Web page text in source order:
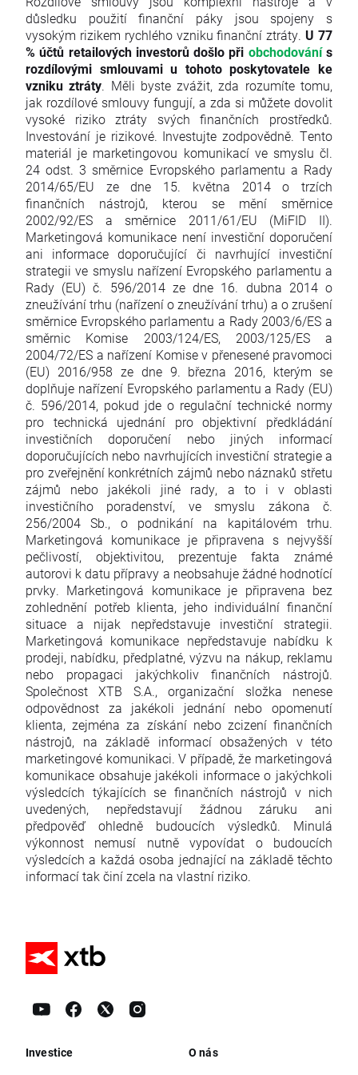
důsledku použití finanční páky jsou spojeny s
vysokým rizikem rychlého vzniku finanční ztráty. U 77
% účtů retailových investorů došlo při obchodovánís
rozdílovými smlouvami u tohoto poskytovatele ke
vzniku ztráty. Měli byste zvážit, zda rozumíte tomu,
jak rozdílové smlouvy fungují, a zda si můžete dovolit
vysoké riziko ztráty svých finančních prostředků.
Investování je rizikové. Investujte zodpovědně. Tento
materiál je marketingovou komunikací ve smyslu čl.
24 odst. 3 směrnice Evropského parlamentu a Rady
2014/65/EU ze dne 15. května 2014 o trzích
finančních nástrojů, kterou se mění směrnice
2002/92/ES a směrnice 2011/61/EU (MiFID II).
Marketingová komunikace není investiční doporučení
ani informace doporučující či navrhující investiční
strategii ve smyslu nařízení Evropského parlamentu a
Rady (EU) č. 596/2014 ze dne 16. dubna 2014 o
zneužívání trhu (nařízení o zneužívání trhu) a o zrušení
směrnice Evropského parlamentu a Rady 2003/6/ES a
směrnic Komise 2003/124/ES, 2003/125/ES a
2004/72/ES a nařízení Komise v přenesené pravomoci
(EU) 2016/958 ze dne 9. března 2016, kterým se
doplňuje nařízení Evropského parlamentu a Rady (EU)
č. 596/2014, pokud jde o regulační technické normy
pro technická ujednání pro objektivní předkládání
investičních doporučení nebo jiných informací
doporučujících nebo navrhujících investiční strategie a
pro zveřejnění konkrétních zájmů nebo náznaků střetu
zájmů nebo jakékoli jiné rady, a to i v oblasti
investičního poradenství, ve smyslu zákona č.
256/2004 Sb., o podnikání na kapitálovém trhu.
Marketingová komunikace je připravena s nejvyšší
pečlivostí, objektivitou, prezentuje fakta známé
autorovi k datu přípravy a neobsahuje žádné hodnotící
prvky. Marketingová komunikace je připravena bez
zohlednění potřeb klienta, jeho individuální finanční
situace a nijak nepředstavuje investiční strategii.
Marketingová komunikace nepředstavuje nabídku k
prodeji, nabídku, předplatné, výzvu na nákup, reklamu
nebo propagaci jakýchkoliv finančních nástrojů.
Společnost XTB S.A., organizační složka nenese
odpovědnost za jakékoli jednání nebo opomenutí
klienta, zejména za získání nebo zcizení finančních
nástrojů, na základě informací obsažených v této
marketingové komunikaci. V případě, že marketingová
komunikace obsahuje jakékoli informace o jakýchkoli
výsledcích týkajících se finančních nástrojů v nich
uvedených, nepředstavují žádnou záruku ani
předpověď ohledně budoucích výsledků. Minulá
výkonnost nemusí nutně vypovídat o budoucích
výsledcích a každá osoba jednající na základě těchto
informací tak činí zcela na vlastní riziko.
Investice O nás